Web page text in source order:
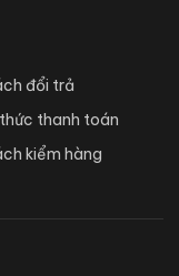
đổi trả
thanh toán
kiểm hàng